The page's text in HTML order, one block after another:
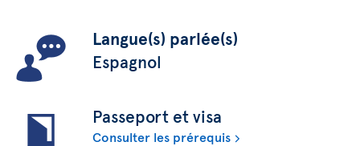
Langue(s) parlée(s)
Espagnol
Passeport et visa
Consulter les prérequis